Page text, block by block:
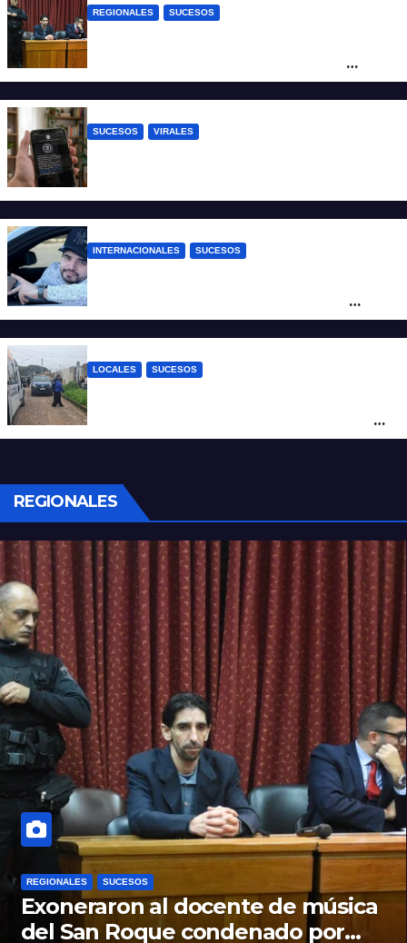
REGIONALES SUCESOS
infantil
SUCESOS VIRALES
INTERNACIONALES SUCESOS
transmisión en vivo
LOCALES SUCESOS
Nuevo Horizonte
REGIONALES
REGIONALES SUCESOS
Exoneraron al docente de música
del San Roque condenado por